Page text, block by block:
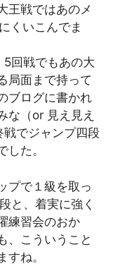
王戦ではあのメ
くいこんでま
5回戦でもあの大
局面まで持って
ブログに書かれ
な（or 見え見え
でジャンプ四段
た。
プで１級を取っ
と、着実に強く
練習会のおか
、こういうこと
ね。